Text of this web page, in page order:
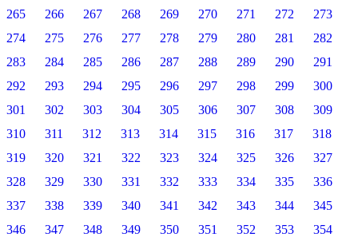
265
266 267 268 269 270 271 272
273
274
275 276 277 278 279 280 281
282
283
284 285 286 287 288 289 290
291
292
293 294 295 296 297 298 299
300
301
302 303 304 305 306 307 308
309
310
311 312 313 314 315 316 317
318
319
320 321 322 323 324 325 326
327
328
329 330 331 332 333 334 335
336
337
338 339 340 341 342 343 344
345
346
347 348 349 350 351 352 353
354